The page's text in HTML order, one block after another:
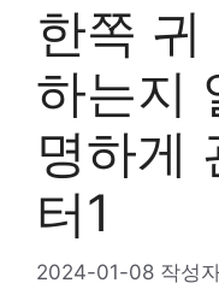
한쪽 귀
하는지
명하게
터1
2024-01-08 작성